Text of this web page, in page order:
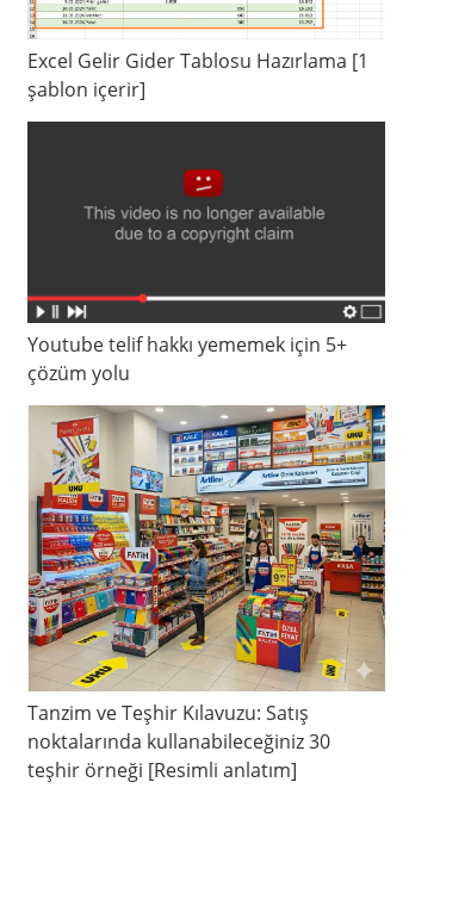
Excel Gelir Gider Tablosu Hazırlama [1
şablon içerir]
Youtube telif hakkı yememek için 5+
çözüm yolu
Tanzim ve Teşhir Kılavuzu: Satış
noktalarında kullanabileceğiniz 30
teşhir örneği [Resimli anlatım]